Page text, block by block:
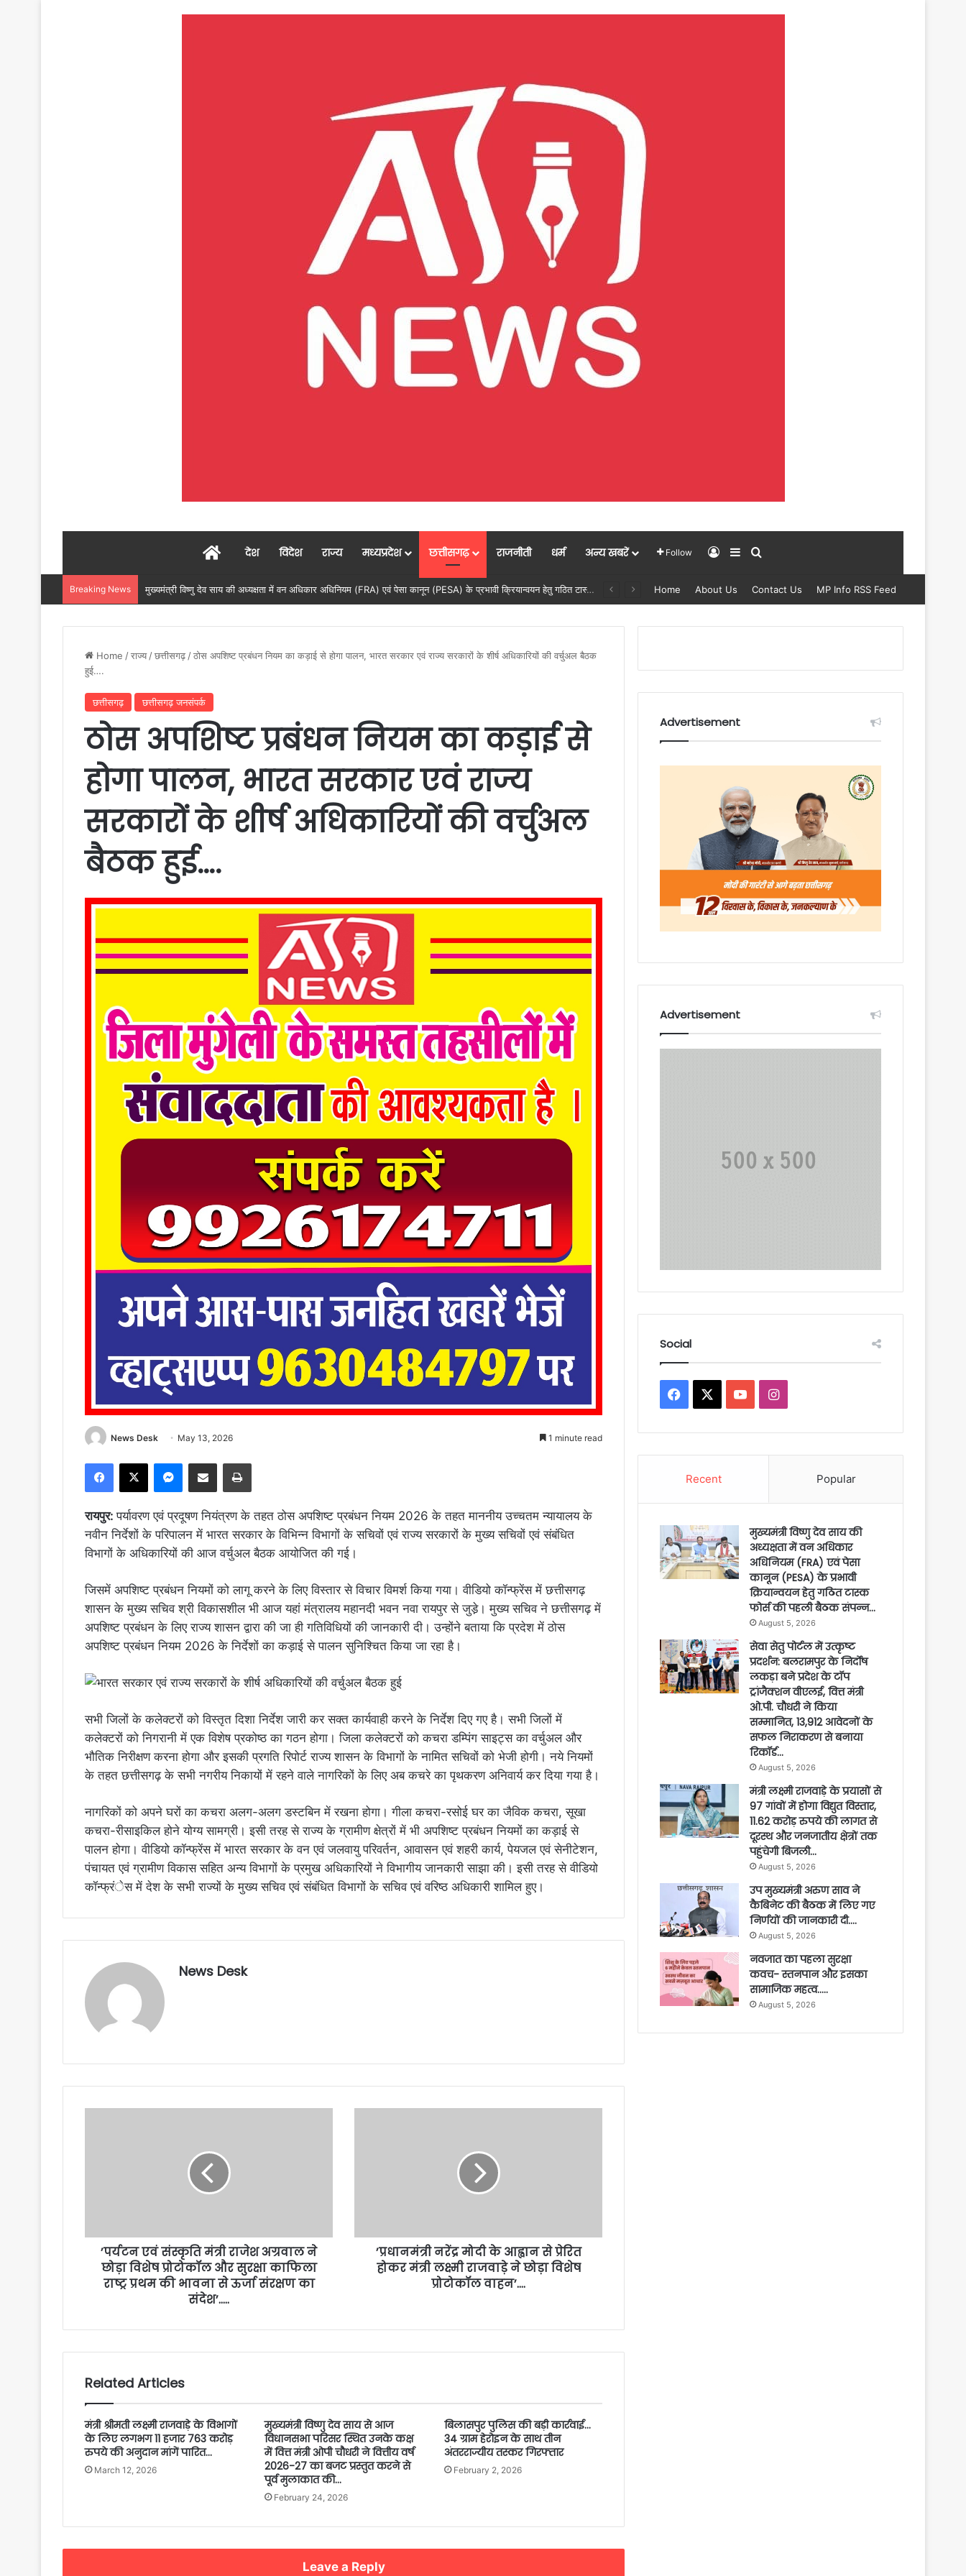
Homeदेश विदेश राज्य मध्यप्रदेश छत्तीसगढ़ राजनीती धर्म अन्य खबरें Follow Log InSidebar
Breaking News सेवा सेतु पोर्टल में उत्कृष्ट प्रदर्शन: बलरामपुर के निर्दोष लकड़ा बने प्रदेश के टॉप ट्रांजैक्शन वीएलई, वित्त मंत्री ओ.पी. चौधरी ने किया सम्मानित, 13,912 आवेदनों के सफल निराकरण से बनाया रिकॉर्ड… Home About Us Contact Us MP Info RSS Feed
Home /राज्य /छत्तीसगढ़ /ठोस अपशिष्ट प्रबंधन नियम का कड़ाई से होगा पालन, भारत सरकार एवं राज्य सरकारों के शीर्ष अधिकारियों की वर्चुअल बैठक
हुई….
छत्तीसगढ़ छत्तीसगढ़ जनसंपर्क
ठोस अपशिष्ट प्रबंधन नियम का कड़ाई से
होगा पालन, भारत सरकार एवं राज्य
सरकारों के शीर्ष अधिकारियों की वर्चुअल
बैठक हुई….
News Desk May 13, 2026 1 minute read
Facebook
X Messenger
Share via Email Print
रायपुर:पर्यावरण एवं प्रदूषण नियंत्रण के तहत ठोस अपशिष्ट प्रबंधन नियम 2026 के तहत माननीय उच्चतम न्यायालय के
नवीन निर्देशों के परिपालन में भारत सरकार के विभिन्न विभागों के सचिवों एवं राज्य सरकारों के मुख्य सचिवों एवं संबंधित
विभागों के अधिकारियों की आज वर्चुअल बैठक आयोजित की गई।
जिसमें अपशिष्ट प्रबंधन नियमों को लागू करने के लिए विस्तार से विचार विमर्श किया गया। वीडियो कॉन्फ्रेंस में छत्तीसगढ़
शासन के मुख्य सचिव श्री विकासशील भी आज यहां मंत्रालय महानदी भवन नवा रायपुर से जुडे़। मुख्य सचिव ने छत्तीसगढ़ में
अपशिष्ट प्रबंधन के लिए राज्य शासन द्वारा की जा ही गतिविधियों की जानकारी दी। उन्होंने बताया कि प्रदेश में ठोस
अपशिष्ट प्रबंधन नियम 2026 के निर्देशों का कड़ाई से पालन सुनिश्चित किया जा रहा है।
सभी जिलों के कलेक्टरों को विस्तृत दिशा निर्देश जारी कर सक्त कार्यवाही करने के निर्देश दिए गए है। सभी जिलों में
कलेक्टरों को निगरानी में एक विशेष प्रकोष्ठ का गठन होगा। जिला कलेक्टरों को कचरा डम्पिंग साइट्स का वर्चुअल और
भौतिक निरीक्षण करना होगा और इसकी प्रगति रिपोर्ट राज्य शासन के विभागों के नामित सचिवों को भेजी होगी। नये नियमों
के तहत छत्तीसगढ़ के सभी नगरीय निकायों में रहने वाले नागरिकों के लिए अब कचरे का पृथकरण अनिवार्य कर दिया गया है।
नागरिकों को अपने घरों का कचरा अलग-अलग डस्टबिन में रखना होगा। गीला कचरा-रसोई घर का जैविक कचरा, सूखा
कचरा-रीसाइकिल होने योग्य सामग्री। इसी तरह से राज्य के ग्रामीण क्षेत्रों में भी अपशिष्ट प्रबंधन नियमों का कड़ाई से
पालन होगा। वीडियो कॉन्फ्रेंस में भारत सरकार के वन एवं जलवायु परिवर्तन, आवासन एवं शहरी कार्य, पेयजल एवं सेनीटेशन,
पंचायत एवं ग्रामीण विकास सहित अन्य विभागों के प्रमुख अधिकारियों ने विभागीय जानकारी साझा की। इसी तरह से वीडियो
कॉन्फ्रंेस में देश के सभी राज्यों के मुख्य सचिव एवं संबंधित विभागों के सचिव एवं वरिष्ठ अधिकारी शामिल हुए।
News Desk
’पर्यटन एवं संस्कृति मंत्री राजेश अग्रवाल ने
छोड़ा विशेष प्रोटोकॉल और सुरक्षा काफिला
राष्ट्र प्रथम की भावना से ऊर्जा संरक्षण का
संदेश’…..
’प्रधानमंत्री नरेंद्र मोदी के आह्वान से प्रेरित
होकर मंत्री लक्ष्मी राजवाड़े ने छोड़ा विशेष
प्रोटोकॉल वाहन’….
Related Articles
मंत्री श्रीमती लक्ष्मी राजवाड़े के विभागों
के लिए लगभग 11 हजार 763 करोड़
रुपये की अनुदान मांगें पारित…
March 12, 2026
मुख्यमंत्री विष्णु देव साय से आज
विधानसभा परिसर स्थित उनके कक्ष
में वित्त मंत्री ओपी चौधरी ने वित्तीय वर्ष
2026-27 का बजट प्रस्तुत करने से
पूर्व मुलाकात की…
February 24, 2026
बिलासपुर पुलिस की बड़ी कार्रवाई…
34 ग्राम हेरोइन के साथ तीन
अंतरराज्यीय तस्कर गिरफ्तार
February 2, 2026
Leave a Reply
Advertisement
Advertisement
Social
Facebook YouTubeInstagram
Recent Popular
मुख्यमंत्री विष्णु देव साय की
अध्यक्षता में वन अधिकार
अधिनियम (FRA) एवं पेसा
कानून (PESA) के प्रभावी
क्रियान्वयन हेतु गठित टास्क
फोर्स की पहली बैठक संपन्न…
August 5, 2026
सेवा सेतु पोर्टल में उत्कृष्ट
प्रदर्शन: बलरामपुर के निर्दोष
लकड़ा बने प्रदेश के टॉप
ट्रांजैक्शन वीएलई, वित्त मंत्री
ओ.पी. चौधरी ने किया
सम्मानित, 13,912 आवेदनों के
सफल निराकरण से बनाया
रिकॉर्ड…
August 5, 2026
मंत्री लक्ष्मी राजवाड़े के प्रयासों से
97 गांवों में होगा विद्युत विस्तार,
11.62 करोड़ रुपये की लागत से
दूरस्थ और जनजातीय क्षेत्रों तक
पहुंचेगी बिजली…
August 5, 2026
उप मुख्यमंत्री अरुण साव ने
कैबिनेट की बैठक में लिए गए
निर्णयों की जानकारी दी….
August 5, 2026
नवजात का पहला सुरक्षा
कवच- स्तनपान और इसका
सामाजिक महत्व…..
August 5, 2026